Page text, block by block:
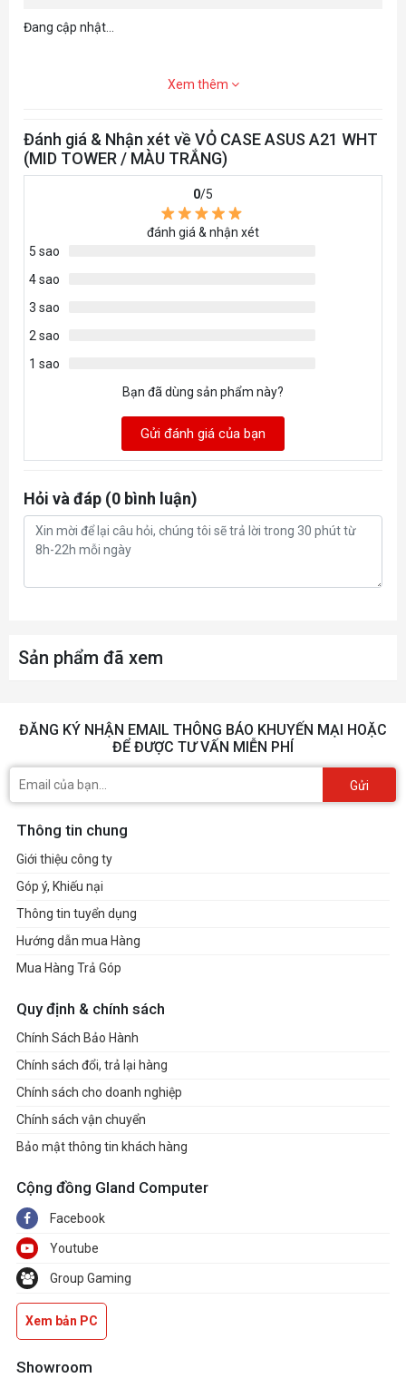
Đang cập nhật...
Xem thêm
Đánh giá & Nhận xét về VỎ CASE ASUS A21 WHT
(MID TOWER / MÀU TRẮNG)
0/5
đánh giá & nhận xét
5 sao
4 sao
3 sao
2 sao
1 sao
Bạn đã dùng sản phẩm này?
Gửi đánh giá của bạn
Hỏi và đáp (0 bình luận)
Sản phẩm đã xem
ĐĂNG KÝ NHẬN EMAIL THÔNG BÁO KHUYẾN MẠI HOẶC
ĐỂ ĐƯỢC TƯ VẤN MIỄN PHÍ
Gửi
Thông tin chung
Giới thiệu công ty
Góp ý, Khiếu nại
Thông tin tuyển dụng
Hướng dẫn mua Hàng
Mua Hàng Trả Góp
Quy định & chính sách
Chính Sách Bảo Hành
Chính sách đổi, trả lại hàng
Chính sách cho doanh nghiệp
Chính sách vận chuyển
Bảo mật thông tin khách hàng
Cộng đồng Gland Computer
Facebook
Youtube
Group Gaming
Xem bản PC
Showroom